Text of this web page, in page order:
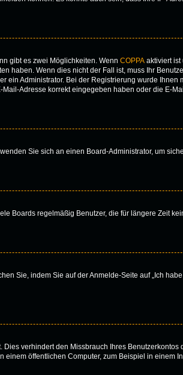
gibt es zwei Möglichkeiten. Wenn COPPAaktiviert ist
haben. Wenn dies nicht der Fall ist, muss Ihr
Administrator. Bei der Registrierung wurde Ihnen
Adresse korrekt eingegeben haben oder die E-
Sie sich an einen Board-Administrator, um
Boards regelmäßig Benutzer, die für längere Zeit
Sie, indem Sie auf der Anmelde-Seite auf „Ich
verhindert den Missbrauch Ihres Benutzerkontos
öffentlichen Computer, zum Beispiel in einem